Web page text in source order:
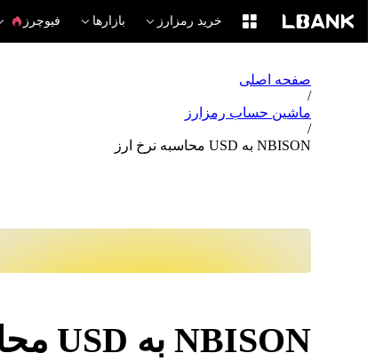
خرید رمزارز بازارها فیوچرز
صفحه اصلی
/
ماشین حساب رمزارز
/
NBISON به USD محاسبه نرخ ارز
NBISON به USD محاسبه نرخ ارز